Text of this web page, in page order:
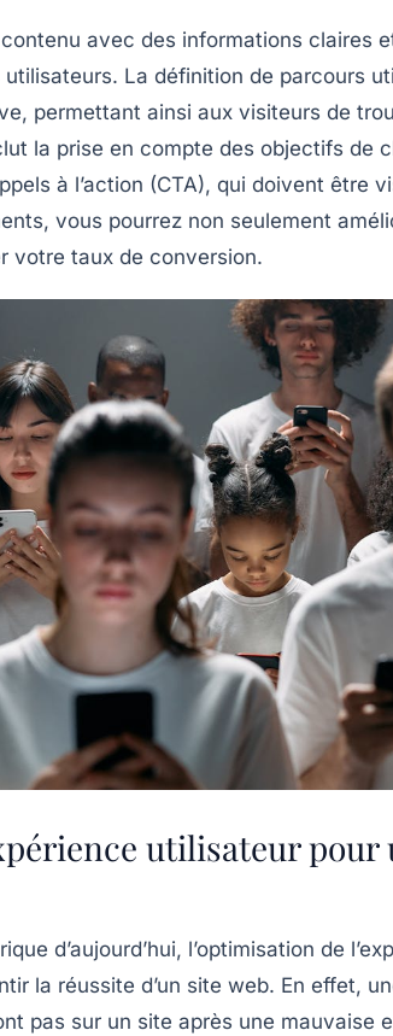
contenu avec des informations claires
utilisateurs. La définition de parcours
permettant ainsi aux visiteurs de
la prise en compte des objectifs de
à l’action (CTA), qui doivent être
vous pourrez non seulement
votre taux de conversion.
utilisateur pour
d’aujourd’hui, l’optimisation de
la réussite d’un site web. En effet,
pas sur un site après une mauvaise